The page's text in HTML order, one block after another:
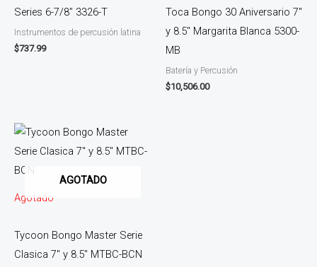
Series 6-7/8’’ 3326-T
Instrumentos de percusión latina
$737.99
Toca Bongo 30 Aniversario 7″
y 8.5″ Margarita Blanca 5300-
MB
Batería y Percusión
$10,506.00
AGOTADO
Agotado
Tycoon Bongo Master Serie
Clasica 7″ y 8.5″ MTBC-BCN